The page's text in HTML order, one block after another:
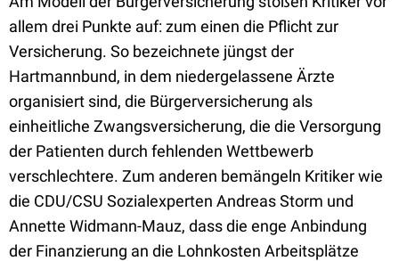
allem drei Punkte auf: zum einen die Pflicht zur
Versicherung. So bezeichnete jüngst der
Hartmannbund, in dem niedergelassene Ärzte
organisiert sind, die Bürgerversicherung als
einheitliche Zwangsversicherung, die die Versorgung
der Patienten durch fehlenden Wettbewerb
verschlechtere. Zum anderen bemängeln Kritiker wie
die CDU/CSU Sozialexperten Andreas Storm und
Annette Widmann-Mauz, dass die enge Anbindung
der Finanzierung an die Lohnkosten Arbeitsplätze